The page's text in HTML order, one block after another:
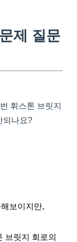
제 질문
휘스톤 브릿지
되나요?
보이지만,
브릿지 회로의